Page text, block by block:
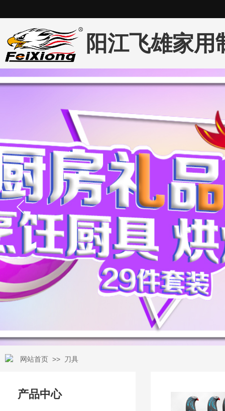
阳江飞雄家用
司
网站首页 >> 刀具
产品中心